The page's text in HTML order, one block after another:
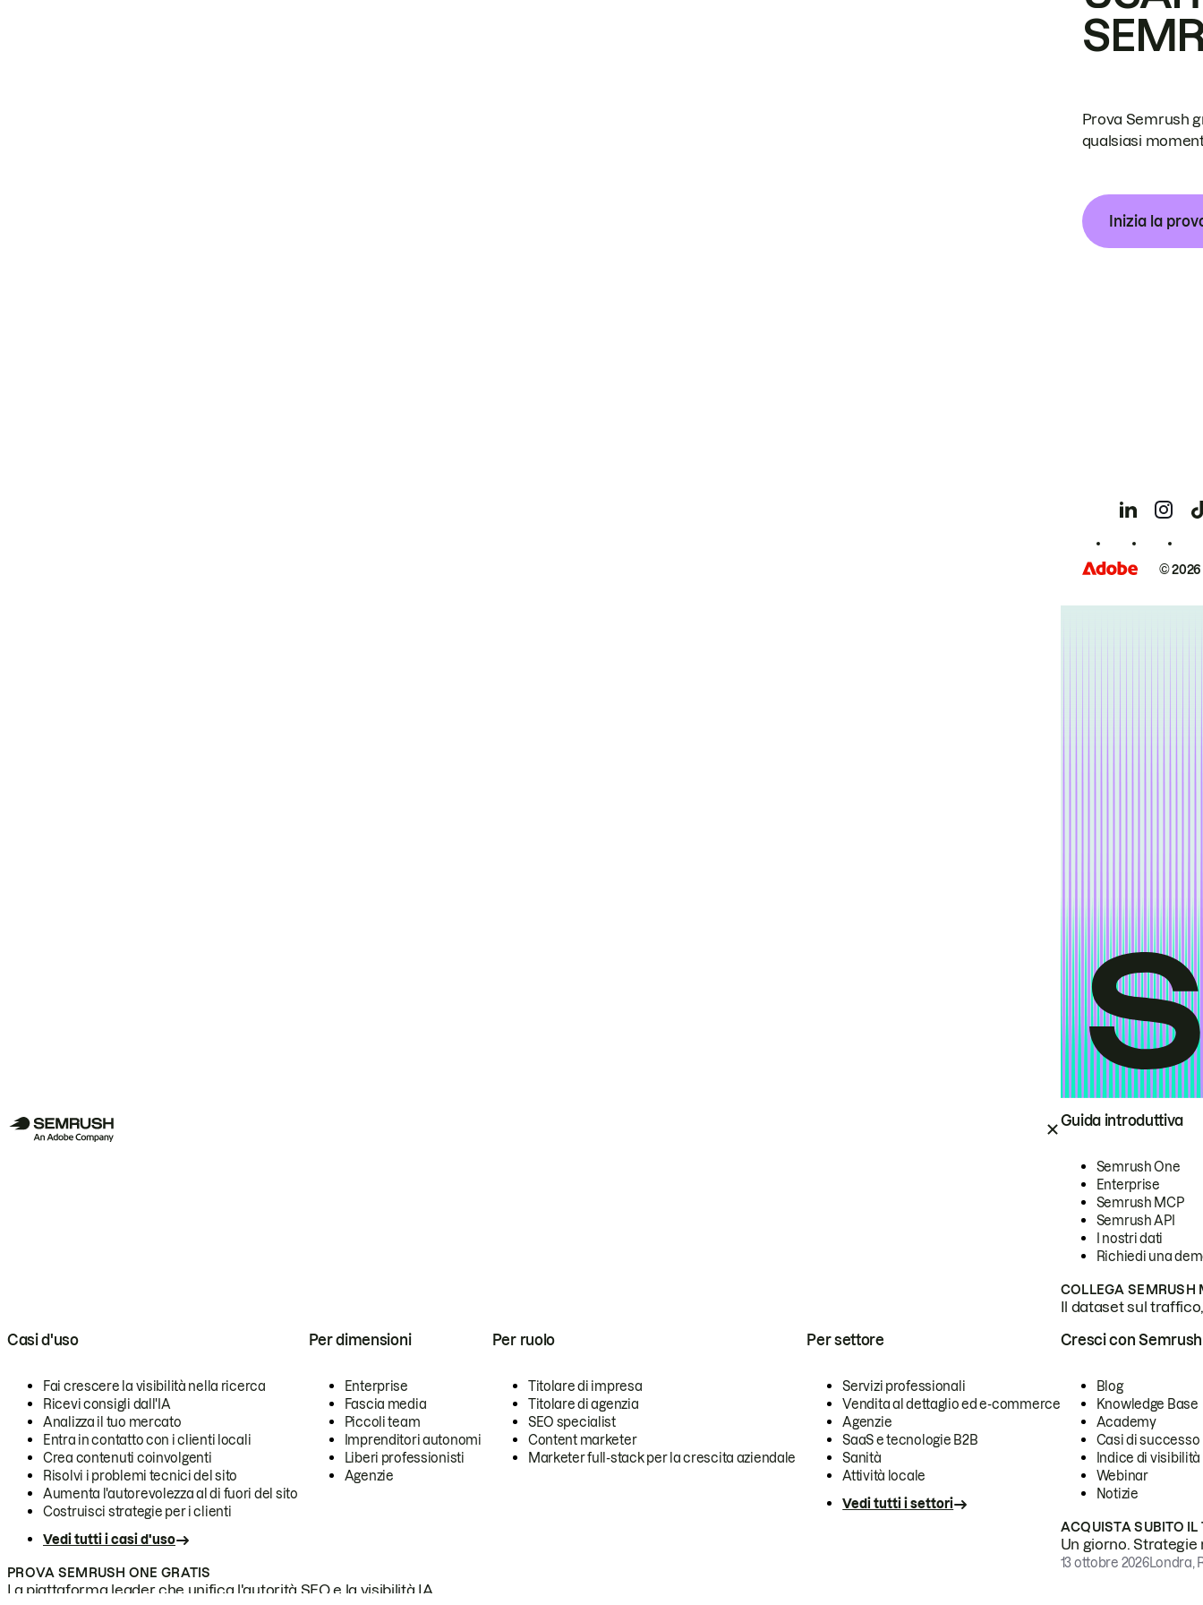
Guida introduttiva
Semrush One
Enterprise
Semrush MCP
Semrush API
I nostri dati
Richiedi una
COLLEGA SEMRUSH
Il dataset sul
Casi d'uso
Fai crescere la visibilità nella ricerca
Ricevi consigli dall'IA
Analizza il tuo mercato
Entra in contatto con i clienti locali
Crea contenuti coinvolgenti
Risolvi i problemi tecnici del sito
Aumenta l'autorevolezza al di fuori del sito
Costruisci strategie per i clienti
Vedi tutti i casi d'uso
Per dimensioni
Enterprise
Fascia media
Piccoli team
Imprenditori autonomi
Liberi professionisti
Agenzie
Per ruolo
Titolare di impresa
Titolare di agenzia
SEO specialist
Content marketer
Marketer full-stack per la crescita aziendale
Per settore
Servizi professionali
Vendita al dettaglio ed e-commerce
Agenzie
SaaS e tecnologie B2B
Sanità
Attività locale
Vedi tutti i settori
PROVA SEMRUSH ONE GRATIS
La piattaforma leader che unifica l'autorità SEO e la visibilità IA.
Cresci con Semrush
Blog
Knowledge Base
Academy
Casi di successo
Indice di visibilità
Webinar
Notizie
ACQUISTA SUBITO IL
Un giorno.
13 ottobre 2026Londra,
Prova Semrush
qualsiasi
Inizia la
©